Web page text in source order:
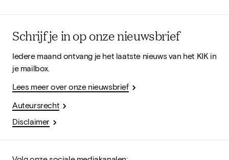
Schrijf je in op onze nieuwsbrief
Iedere maand ontvang je het laatste nieuws van het KIK in
je mailbox.
Lees meer over onze nieuwsbrief
Auteursrecht
Disclaimer